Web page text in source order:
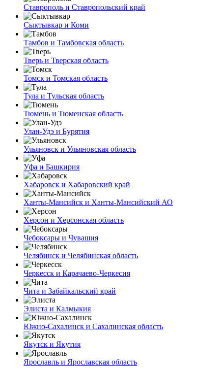
Ставрополь и Ставропольский край
Сыктывкар и Коми
Тамбов и Тамбовская область
Тверь и Тверская область
Томск и Томская область
Тула и Тульская область
Тюмень и Тюменская область
Улан-Удэ и Бурятия
Ульяновск и Ульяновская область
Уфа и Башкирия
Хабаровск и Хабаровский край
Ханты-Мансийск и Ханты-Мансийский АО
Херсон и Херсонская область
Чебоксары и Чувашия
Челябинск и Челябинская область
Черкесск и Карачаево-Черкесия
Чита и Забайкальский край
Элиста и Калмыкия
Южно-Сахалинск и Сахалинская область
Якутск и Якутия
Ярославль и Ярославская область